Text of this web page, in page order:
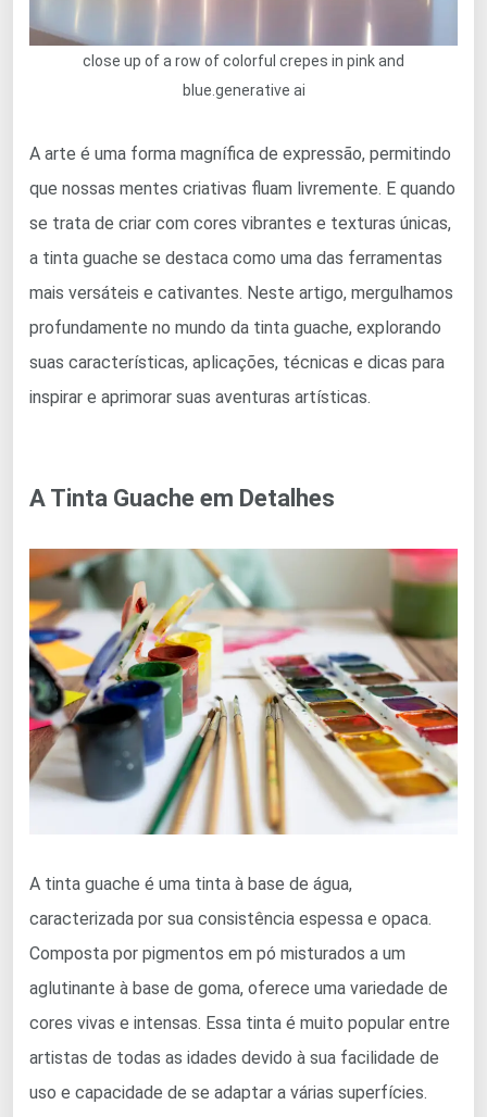
close up of a row of colorful crepes in pink and
blue.generative ai
A arte é uma forma magnífica de expressão, permitindo
que nossas mentes criativas fluam livremente. E quando
se trata de criar com cores vibrantes e texturas únicas,
a tinta guache se destaca como uma das ferramentas
mais versáteis e cativantes. Neste artigo, mergulhamos
profundamente no mundo da tinta guache, explorando
suas características, aplicações, técnicas e dicas para
inspirar e aprimorar suas aventuras artísticas.
A Tinta Guache em Detalhes
A tinta guache é uma tinta à base de água,
caracterizada por sua consistência espessa e opaca.
Composta por pigmentos em pó misturados a um
aglutinante à base de goma, oferece uma variedade de
cores vivas e intensas. Essa tinta é muito popular entre
artistas de todas as idades devido à sua facilidade de
uso e capacidade de se adaptar a várias superfícies.